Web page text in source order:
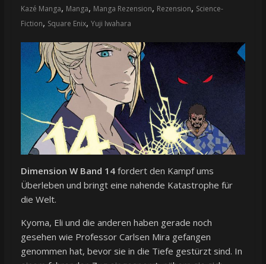
Kazé Manga, Manga, Manga Rezension, Rezension, Science-
Fiction, Square Enix, Yuji Iwahara
Dimension W Band 14fordert den Kampf ums
Überleben und bringt eine nahende Katastrophe für
die Welt.
Kyoma, Eli und die anderen haben gerade noch
gesehen wie Professor Carlsen Mira gefangen
genommen hat, bevor sie in die Tiefe gestürzt sind. In